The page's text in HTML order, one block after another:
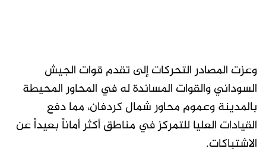
وعزت المصادر التحركات إلى تقدم قوات الجيش
السوداني والقوات المساندة له في المحاور المحيطة
بالمدينة وعموم محاور شمال كردفان، مما دفع
القيادات العليا للتمركز في مناطق أكثر أماناً بعيداً عن
الاشتباكات.